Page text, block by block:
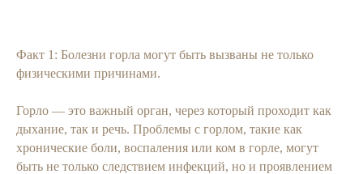
Факт 1: Болезни горла могут быть вызваны не только
физическими причинами.
Горло — это важный орган, через который проходит как
дыхание, так и речь. Проблемы с горлом, такие как
хронические боли, воспаления или ком в горле, могут
быть не только следствием инфекций, но и проявлением